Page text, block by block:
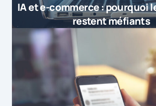
IA et e-commerce : pourquoi
restent méfiants